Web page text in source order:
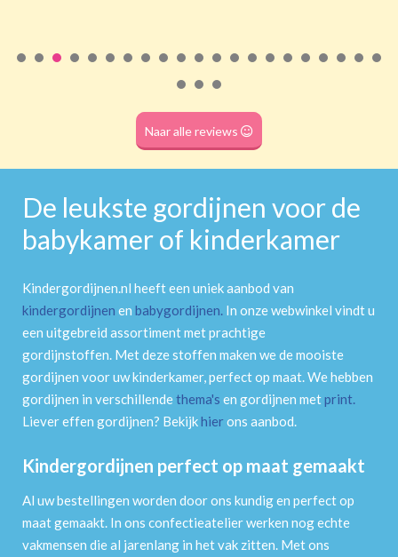
(dubbele tunnel)
Naar alle reviews
De leukste gordijnen voor de
babykamer of kinderkamer
Kindergordijnen.nl heeft een uniek aanbod van
kindergordijnen en babygordijnen. In onze webwinkel vindt u
een uitgebreid assortiment met prachtige
gordijnstoffen. Met deze stoffen maken we de mooiste
gordijnen voor uw kinderkamer, perfect op maat. We hebben
gordijnen in verschillendethema's en gordijnen metprint.
Liever effen gordijnen? Bekijkhierons aanbod.
Kindergordijnen perfect op maat gemaakt
Al uw bestellingen worden door ons kundig en perfect op
maat gemaakt. In ons confectieatelier werken nog echte
vakmensen die al jarenlang in het vak zitten. Met ons